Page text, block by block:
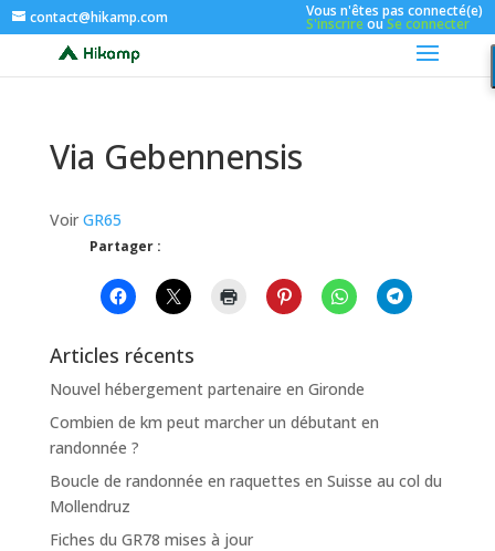
contact@hikamp.com Vous n'êtes pas connecté(e)
S'inscrireouSe connecter
Via Gebennensis
Voir GR65
Partager :
Articles récents
Nouvel hébergement partenaire en Gironde
Combien de km peut marcher un débutant en
randonnée ?
Boucle de randonnée en raquettes en Suisse au col du
Mollendruz
Fiches du GR78 mises à jour